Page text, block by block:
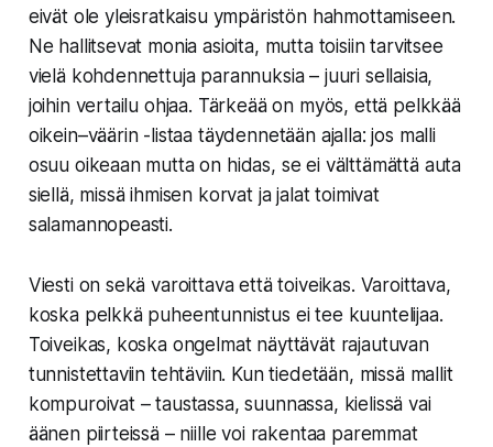
eivät ole yleisratkaisu ympäristön hahmottamiseen.
Ne hallitsevat monia asioita, mutta toisiin tarvitsee
vielä kohdennettuja parannuksia – juuri sellaisia,
joihin vertailu ohjaa. Tärkeää on myös, että pelkkää
oikein–väärin -listaa täydennetään ajalla: jos malli
osuu oikeaan mutta on hidas, se ei välttämättä auta
siellä, missä ihmisen korvat ja jalat toimivat
salamannopeasti.
Viesti on sekä varoittava että toiveikas. Varoittava,
koska pelkkä puheentunnistus ei tee kuuntelijaa.
Toiveikas, koska ongelmat näyttävät rajautuvan
tunnistettaviin tehtäviin. Kun tiedetään, missä mallit
kompuroivat – taustassa, suunnassa, kielissä vai
äänen piirteissä – niille voi rakentaa paremmat